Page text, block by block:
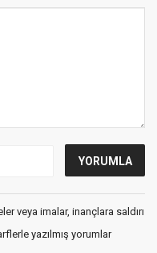
veya imalar, inançlara saldırı
yazılmış yorumlar